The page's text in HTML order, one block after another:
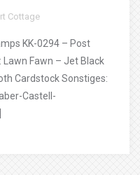
Cottage
KK-0294 – Post
Fawn – Jet Black
Cardstock Sonstiges:
Castell-